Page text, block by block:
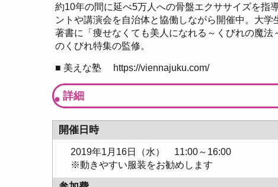
約10年の間に延べ5万人への骨盤エクササイズを指
ントや講演会を自治体と協働しながら開催中。大学
著書に「痩せなくても美人になれる～くびれの魔
のくびれ特集の監修。
■ 美えな塾 https://viennajuku.com/
詳細
開催日時
2019年1月16日（水） 11:00～16:00
※動きやすい服装をお勧めします